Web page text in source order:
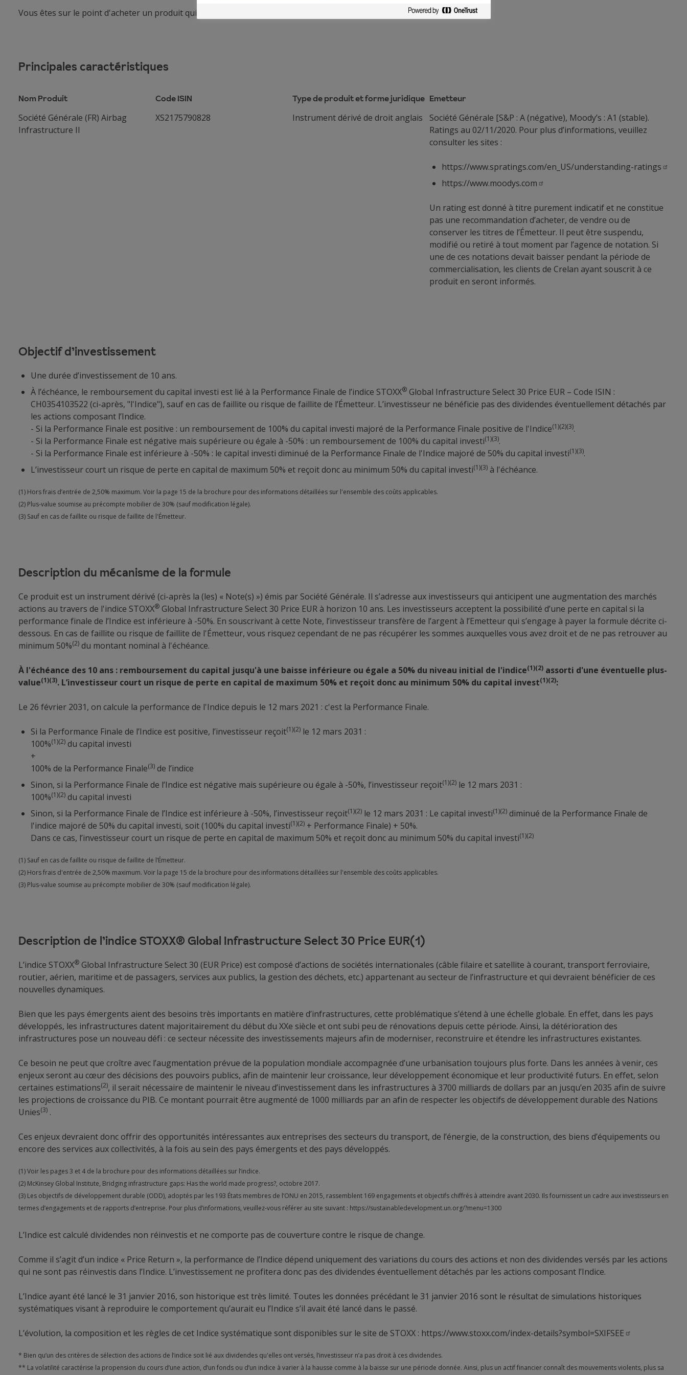
Vous êtes sur le point d'acheter un produit qui n'est pas simple et qui peut être difficile à comprendre.
Principales caractéristiques
Nom Produit
Société Générale (FR) Airbag
Infrastructure II
Code ISIN
XS2175790828
Type de produit et forme juridique
Instrument dérivé de droit anglais
Emetteur
Société Générale [S&P : A (négative), Moody’s : A1 (stable).
Ratings au 02/11/2020. Pour plus d’informations, veuillez
consulter les sites :
https://www.spratings.com/en_US/understanding-ratings
https://www.moodys.com
Un rating est donné à titre purement indicatif et ne constitue
pas une recommandation d’acheter, de vendre ou de
conserver les titres de l’Émetteur. Il peut être suspendu,
modifié ou retiré à tout moment par l’agence de notation. Si
une de ces notations devait baisser pendant la période de
commercialisation, les clients de Crelan ayant souscrit à ce
produit en seront informés.
Objectif d’investissement
Une durée d’investissement de 10 ans.
À l’échéance, le remboursement du capital investi est lié à la Performance Finale de l’indice STOXX® Global Infrastructure Select 30 Price EUR – Code ISIN :
CH0354103522 (ci-après, "l'Indice"), sauf en cas de faillite ou risque de faillite de l’Émetteur. L’investisseur ne bénéficie pas des dividendes éventuellement détachés par
les actions composant l’Indice.
- Si la Performance Finale est positive : un remboursement de 100% du capital investi majoré de la Performance Finale positive de l'Indice(1)(2)(3).
- Si la Performance Finale est négative mais supérieure ou égale à -50% : un remboursement de 100% du capital investi(1)(3).
- Si la Performance Finale est inférieure à -50% : le capital investi diminué de la Performance Finale de l'Indice majoré de 50% du capital investi(1)(3).
L’investisseur court un risque de perte en capital de maximum 50% et reçoit donc au minimum 50% du capital investi(1)(3) à l'échéance.
(1) Hors frais d’entrée de 2,50% maximum. Voir la page 15 de la brochure pour des informations détaillées sur l'ensemble des coûts applicables.
(2) Plus-value soumise au précompte mobilier de 30% (sauf modification légale).
(3) Sauf en cas de faillite ou risque de faillite de l'Émetteur.
Description du mécanisme de la formule
Ce produit est un instrument dérivé (ci-après la (les) « Note(s) ») émis par Société Générale. Il s’adresse aux investisseurs qui anticipent une augmentation des marchés
actions au travers de l'indice STOXX® Global Infrastructure Select 30 Price EUR à horizon 10 ans. Les investisseurs acceptent la possibilité d’une perte en capital si la
performance finale de l’Indice est inférieure à -50%. En souscrivant à cette Note, l’investisseur transfère de l’argent à l’Emetteur qui s’engage à payer la formule décrite ci-
dessous. En cas de faillite ou risque de faillite de l'Émetteur, vous risquez cependant de ne pas récupérer les sommes auxquelles vous avez droit et de ne pas retrouver au
minimum 50%(2) du montant nominal à l'échéance.
À l'échéance des 10 ans : remboursement du capital jusqu'à une baisse inférieure ou égale a 50% du niveau initial de l'indice(1)(2) assorti d'une éventuelle plus-
value(1)(3). L’investisseur court un risque de perte en capital de maximum 50% et reçoit donc au minimum 50% du capital invest(1)(2):
Le 26 février 2031, on calcule la performance de l'Indice depuis le 12 mars 2021 : c'est la Performance Finale.
Si la Performance Finale de l’Indice est positive, l’investisseur reçoit(1)(2) le 12 mars 2031 :
100%(1)(2) du capital investi
+
100% de la Performance Finale(3) de l’indice
Sinon, si la Performance Finale de l’Indice est négative mais supérieure ou égale à -50%, l’investisseur reçoit(1)(2) le 12 mars 2031 :
100%(1)(2) du capital investi
Sinon, si la Performance Finale de l’Indice est inférieure à -50%, l’investisseur reçoit(1)(2) le 12 mars 2031 : Le capital investi(1)(2) diminué de la Performance Finale de
l'indice majoré de 50% du capital investi, soit (100% du capital investi(1)(2) + Performance Finale) + 50%.
Dans ce cas, l’investisseur court un risque de perte en capital de maximum 50% et reçoit donc au minimum 50% du capital investi(1)(2)
(1) Sauf en cas de faillite ou risque de faillite de l’Émetteur.
(2) Hors frais d'entrée de 2,50% maximum. Voir la page 15 de la brochure pour des informations détaillées sur l'ensemble des coûts applicables.
(3) Plus-value soumise au précompte mobilier de 30% (sauf modification légale).
Description de l’indice STOXX® Global Infrastructure Select 30 Price EUR(1)
L’indice STOXX® Global Infrastructure Select 30 (EUR Price) est composé d’actions de sociétés internationales (câble filaire et satellite à courant, transport ferroviaire,
routier, aérien, maritime et de passagers, services aux publics, la gestion des déchets, etc.) appartenant au secteur de l’infrastructure et qui devraient bénéficier de ces
nouvelles dynamiques.
Bien que les pays émergents aient des besoins très importants en matière d’infrastructures, cette problématique s’étend à une échelle globale. En effet, dans les pays
développés, les infrastructures datent majoritairement du début du XXe siècle et ont subi peu de rénovations depuis cette période. Ainsi, la détérioration des
infrastructures pose un nouveau défi : ce secteur nécessite des investissements majeurs afin de moderniser, reconstruire et étendre les infrastructures existantes.
Ce besoin ne peut que croître avec l’augmentation prévue de la population mondiale accompagnée d’une urbanisation toujours plus forte. Dans les années à venir, ces
enjeux seront au cœur des décisions des pouvoirs publics, afin de maintenir leur croissance, leur développement économique et leur productivité futurs. En effet, selon
certaines estimations(2), il serait nécessaire de maintenir le niveau d’investissement dans les infrastructures à 3700 milliards de dollars par an jusqu’en 2035 afin de suivre
les projections de croissance du PIB. Ce montant pourrait être augmenté de 1000 milliards par an afin de respecter les objectifs de développement durable des Nations
Unies(3) .
Ces enjeux devraient donc offrir des opportunités intéressantes aux entreprises des secteurs du transport, de l’énergie, de la construction, des biens d’équipements ou
encore des services aux collectivités, à la fois au sein des pays émergents et des pays développés.
(1) Voir les pages 3 et 4 de la brochure pour des informations détaillées sur l’indice.
(2) McKinsey Global Institute, Bridging infrastructure gaps: Has the world made progress?, octobre 2017.
(3) Les objectifs de développement durable (ODD), adoptés par les 193 États membres de l’ONU en 2015, rassemblent 169 engagements et objectifs chiffrés à atteindre avant 2030. Ils fournissent un cadre aux investisseurs en
termes d’engagements et de rapports d’entreprise. Pour plus d’informations, veuillez-vous référer au site suivant : https://sustainabledevelopment.un.org/?menu=1300
L’Indice est calculé dividendes non réinvestis et ne comporte pas de couverture contre le risque de change.
Comme il s’agit d’un indice « Price Return », la performance de l’Indice dépend uniquement des variations du cours des actions et non des dividendes versés par les actions
qui ne sont pas réinvestis dans l’Indice. L’investissement ne profitera donc pas des dividendes éventuellement détachés par les actions composant l’Indice.
L’Indice ayant été lancé le 31 janvier 2016, son historique est très limité. Toutes les données précédant le 31 janvier 2016 sont le résultat de simulations historiques
systématiques visant à reproduire le comportement qu’aurait eu l’Indice s’il avait été lancé dans le passé.
L’évolution, la composition et les règles de cet Indice systématique sont disponibles sur le site de STOXX : https://www.stoxx.com/index-details?symbol=SXIFSEE
* Bien qu’un des critères de sélection des actions de l’indice soit lié aux dividendes qu'elles ont versés, l’investisseur n’a pas droit à ces dividendes.
** La volatilité caractérise la propension du cours d’une action, d’un fonds ou d’un indice à varier à la hausse comme à la baisse sur une période donnée. Ainsi, plus un actif financier connaît des mouvements violents, plus sa